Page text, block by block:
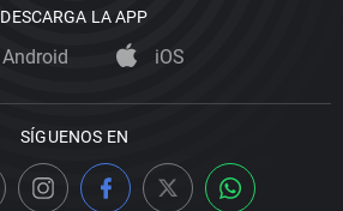
DESCARGA LA APP
Android iOS
SÍGUENOS EN